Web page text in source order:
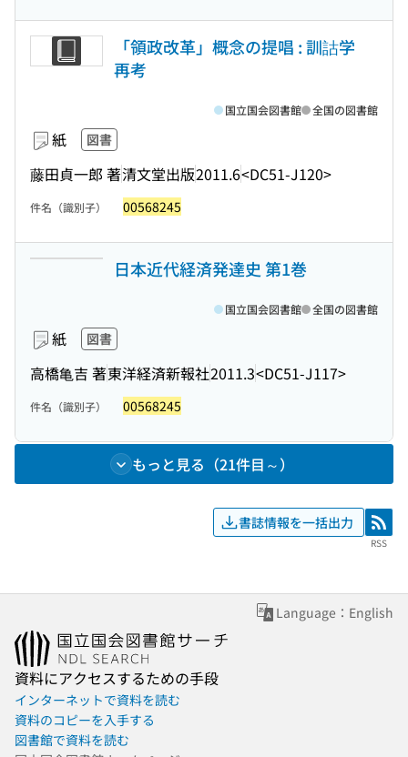
「領政改革」概念の提唱 : 訓詁学
再考
紙 図書
藤田貞一郎 著清文堂出版2011.6<DC51-J120>
国立国会図書館 全国の図書館
件名（識別子） 00568245
日本近代経済発達史 第1巻
紙 図書
高橋亀吉 著東洋経済新報社2011.3<DC51-J117>
国立国会図書館 全国の図書館
件名（識別子） 00568245
もっと見る（21件目～）
書誌情報を一括出力 RSS
RSS
Language：English
資料にアクセスするための手段
インターネットで資料を読む
資料のコピーを入手する
図書館で資料を読む